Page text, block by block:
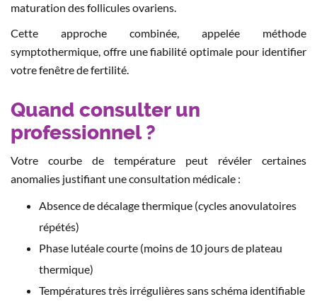
maturation des follicules ovariens.
Cette approche combinée, appelée méthode
symptothermique, offre une fiabilité optimale pour identifier
votre fenêtre de fertilité.
Quand consulter un
professionnel ?
Votre courbe de température peut révéler certaines
anomalies justifiant une consultation médicale :
Absence de décalage thermique (cycles anovulatoires
répétés)
Phase lutéale courte (moins de 10 jours de plateau
thermique)
Températures très irrégulières sans schéma identifiable